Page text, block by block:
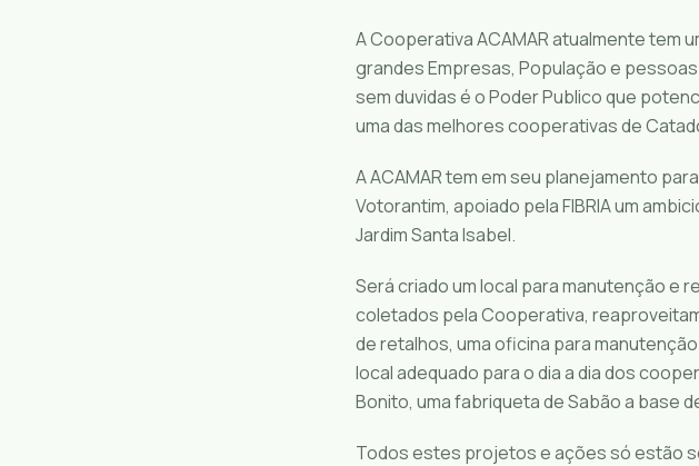
A Cooperativa ACAMAR atualmente tem
grandes Empresas, População e
sem duvidas é o Poder Publico que
uma das melhores cooperativas de
A ACAMAR tem em seu planejamento
Votorantim, apoiado pela FIBRIA um
Jardim Santa Isabel.
Será criado um local para manutenção
coletados pela Cooperativa,
de retalhos, uma oficina para
local adequado para o dia a dia dos
Bonito, uma fabriqueta de Sabão a base
Todos estes projetos e ações só estão